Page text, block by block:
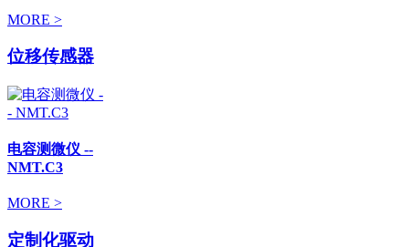
MORE >
位移传感器
电容测微仪 --
NMT.C3
MORE >
定制化驱动